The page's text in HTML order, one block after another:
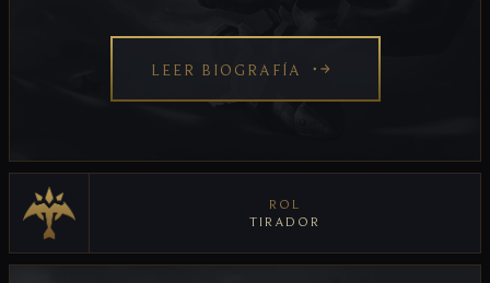
LEER BIOGRAFÍA
ROL
TIRADOR